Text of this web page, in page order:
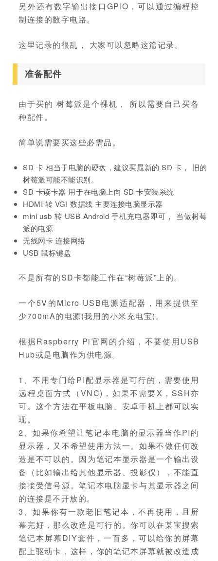
另外还有数字输出接口GPIO，可以通过编程控
制连接的数字电路。
这里记录的很乱， 大家可以忽略这篇记录。
准备配件
由于买的 树莓派是个裸机， 所以需要自己买各
种配件。
简单说需要买这些必需品。
SD 卡 相当于电脑的硬盘，建议买最新的 SD 卡， 旧的
树莓派可能不能识别。
SD 卡读卡器 用于在电脑上向 SD 卡安装系统
HDMI 转 VGI 数据线 主要连接电脑显示器
mini usb 转 USB Android 手机充电器即可， 当做树莓
派的电源
无线网卡 连接网络
USB 鼠标键盘
不是所有的SD卡都能工作在“树莓派”上的。
一个5V的Micro USB电源适配器，用来提供至
少700mA的电源(我用的小米充电宝)。
根据Raspberry Pi官网的介绍，不要使用USB
Hub或是电脑作为供电源。
1、不用专门给PI配显示器是可行的，需要使用
远程桌面方式（VNC)，如果不需要X，SSH亦
可。这个方法在平板电脑、安卓手机上都可以实
现。
2、如果你希望让笔记本电脑的显示器当作PI的
显示器，又不希望使用方法一。如果不做任何改
造是不可以的。因为笔记本显示器是一个输出设
备（比如输出给其他显示器、投影仪），不能直
接接受信号源。笔记本电脑显卡与其显示器之间
的连接是不开放的。
3、如果你有一款老旧笔记本，不再使用，且屏
幕完好，那么改造是可行的。你可以在某宝搜索
笔记本屏幕DIY套件，一百多，可以给你的屏幕
配上驱动卡，这样，你的笔记本屏幕就被改造成